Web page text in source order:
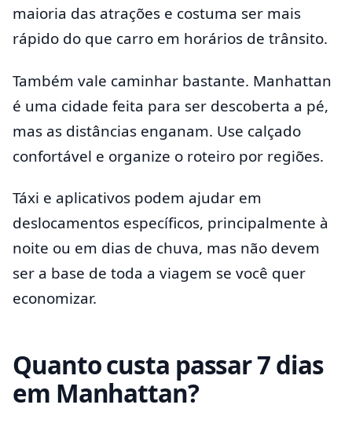
maioria das atrações e costuma ser mais
rápido do que carro em horários de trânsito.
Também vale caminhar bastante. Manhattan
é uma cidade feita para ser descoberta a pé,
mas as distâncias enganam. Use calçado
confortável e organize o roteiro por regiões.
Táxi e aplicativos podem ajudar em
deslocamentos específicos, principalmente à
noite ou em dias de chuva, mas não devem
ser a base de toda a viagem se você quer
economizar.
Quanto custa passar 7 dias
em Manhattan?